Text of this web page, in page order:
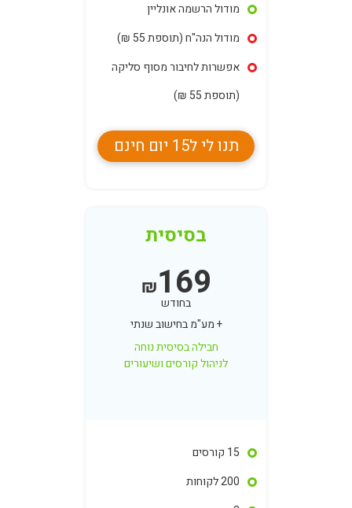
מודול הרשמה אונליין
מודול הנה"ח (תוספת 55 ₪)
אפשרות לחיבור מסוף סליקה
(תוספת 55 ₪)
תנו לי ל15 יום חינם
בסיסית
₪169
בחודש
+ מע"מ בחישוב שנתי
חבילה בסיסית נוחה
לניהול קורסים ושיעורים
15 קורסים
200 לקוחות